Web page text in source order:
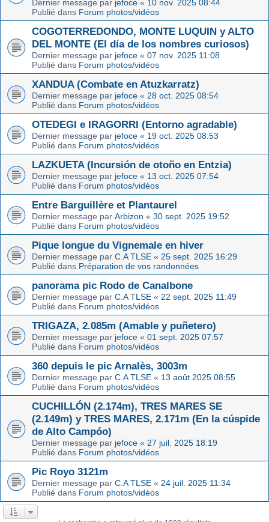
Dernier message par jefoce « 10 nov. 2025 08:44
Publié dans Forum photos/vidéos
COGOTERREDONDO, MONTE LUQUIN y ALTO
DEL MONTE (El día de los nombres curiosos)
Dernier message par jefoce « 07 nov. 2025 11:08
Publié dans Forum photos/vidéos
XANDUA (Combate en Atuzkarratz)
Dernier message par jefoce « 28 oct. 2025 08:54
Publié dans Forum photos/vidéos
OTEDEGI e IRAGORRI (Entorno agradable)
Dernier message par jefoce « 19 oct. 2025 08:53
Publié dans Forum photos/vidéos
LAZKUETA (Incursión de otoño en Entzia)
Dernier message par jefoce « 13 oct. 2025 07:54
Publié dans Forum photos/vidéos
Entre Barguillère et Plantaurel
Dernier message par Arbizon « 30 sept. 2025 19:52
Publié dans Forum photos/vidéos
Pique longue du Vignemale en hiver
Dernier message par C.A TLSE « 25 sept. 2025 16:29
Publié dans Préparation de vos randonnées
panorama pic Rodo de Canalbone
Dernier message par C.A TLSE « 22 sept. 2025 11:49
Publié dans Forum photos/vidéos
TRIGAZA, 2.085m (Amable y puñetero)
Dernier message par jefoce « 01 sept. 2025 07:57
Publié dans Forum photos/vidéos
360 depuis le pic Arnalès, 3003m
Dernier message par C.A TLSE « 13 août 2025 08:55
Publié dans Forum photos/vidéos
CUCHILLÓN (2.174m), TRES MARES SE
(2.149m) y TRES MARES, 2.171m (En la cúspide
de Alto Campóo)
Dernier message par jefoce « 27 juil. 2025 18:19
Publié dans Forum photos/vidéos
Pic Royo 3121m
Dernier message par C.A TLSE « 24 juil. 2025 11:34
Publié dans Forum photos/vidéos